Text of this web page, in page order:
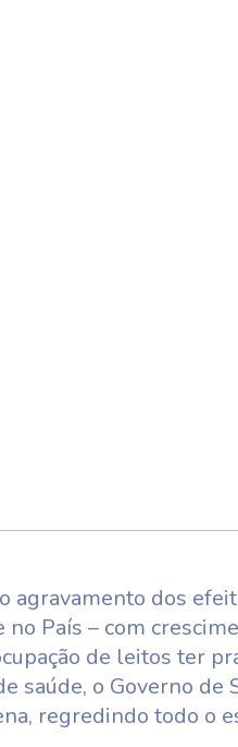
agravamento dos
no País – com
de leitos ter
saúde, o Governo
regredindo todo o